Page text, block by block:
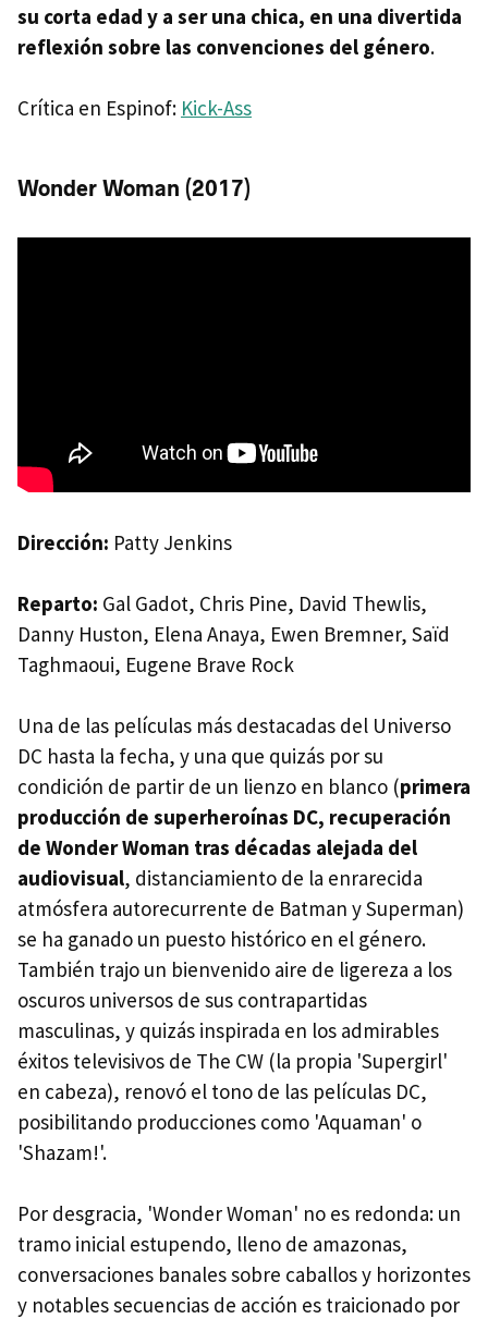
su corta edad y a ser una chica, en una divertida
reflexión sobre las convenciones del género.
Crítica en Espinof: Kick-Ass
Wonder Woman (2017)
Dirección: Patty Jenkins
Reparto: Gal Gadot, Chris Pine, David Thewlis,
Danny Huston, Elena Anaya, Ewen Bremner, Saïd
Taghmaoui, Eugene Brave Rock
Una de las películas más destacadas del Universo
DC hasta la fecha, y una que quizás por su
condición de partir de un lienzo en blanco (primera
producción de superheroínas DC, recuperación
de Wonder Woman tras décadas alejada del
audiovisual, distanciamiento de la enrarecida
atmósfera autorecurrente de Batman y Superman)
se ha ganado un puesto histórico en el género.
También trajo un bienvenido aire de ligereza a los
oscuros universos de sus contrapartidas
masculinas, y quizás inspirada en los admirables
éxitos televisivos de The CW (la propia 'Supergirl'
en cabeza), renovó el tono de las películas DC,
posibilitando producciones como 'Aquaman' o
'Shazam!'.
Por desgracia, 'Wonder Woman' no es redonda: un
tramo inicial estupendo, lleno de amazonas,
conversaciones banales sobre caballos y horizontes
y notables secuencias de acción es traicionado por